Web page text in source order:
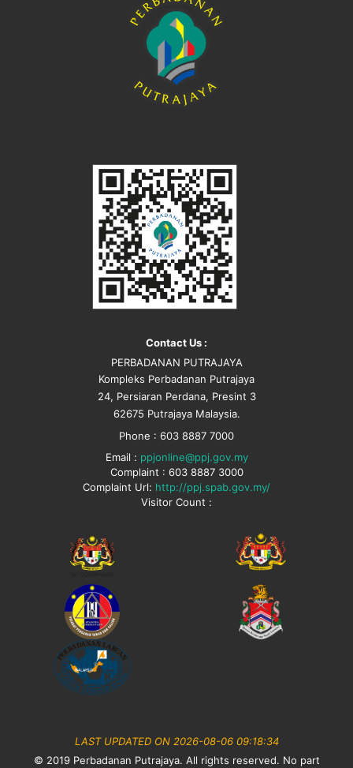
Contact Us :
PERBADANAN PUTRAJAYA
Kompleks Perbadanan Putrajaya
24, Persiaran Perdana, Presint 3
62675 Putrajaya Malaysia.
Phone : 603 8887 7000
Email : ppjonline@ppj.gov.my
Complaint : 603 8887 3000
Complaint Url: http://ppj.spab.gov.my/
Visitor Count :
LAST UPDATED ON 2026-08-06 09:18:34
© 2019 Perbadanan Putrajaya. All rights reserved. No part